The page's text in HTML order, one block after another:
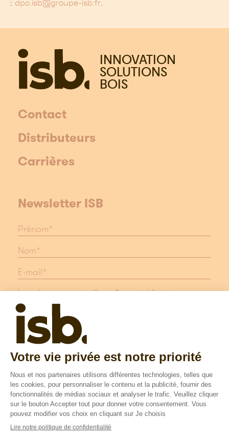
: dpo.isb@groupe-isb.fr.
INNOVATION
SOLUTIONS
BOIS
Contact
Distributeurs
Carrières
Newsletter ISB
Les champs suivis d'une * sont obligatoires
Protection des données
Mentions légales
Suivez nous